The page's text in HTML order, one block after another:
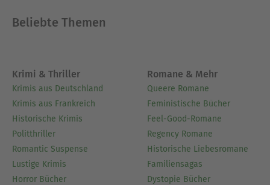
Beliebte Themen
Krimi & Thriller
Krimis aus Deutschland
Krimis aus Frankreich
Historische Krimis
Politthriller
Romantic Suspense
Lustige Krimis
Horror Bücher
Romane & Mehr
Queere Romane
Feministische Bücher
Feel-Good-Romane
Regency Romane
Historische Liebesromane
Familiensagas
Dystopie Bücher